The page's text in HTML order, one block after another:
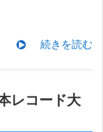
続きを読む
レコード大